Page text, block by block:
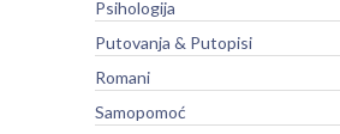
Psihologija
Putovanja & Putopisi
Romani
Samopomoć